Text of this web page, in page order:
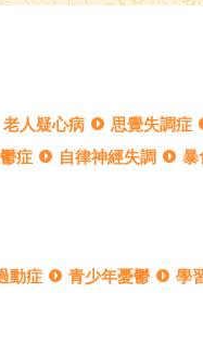
老人疑心病 思覺失調症
症 自律神經失調 暴
動症 青少年憂鬱 學